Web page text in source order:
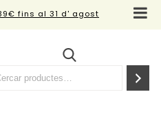
fins al 31 d' agost